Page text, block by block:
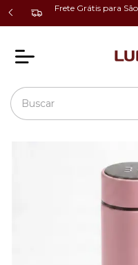
ao
Frete Grátis para